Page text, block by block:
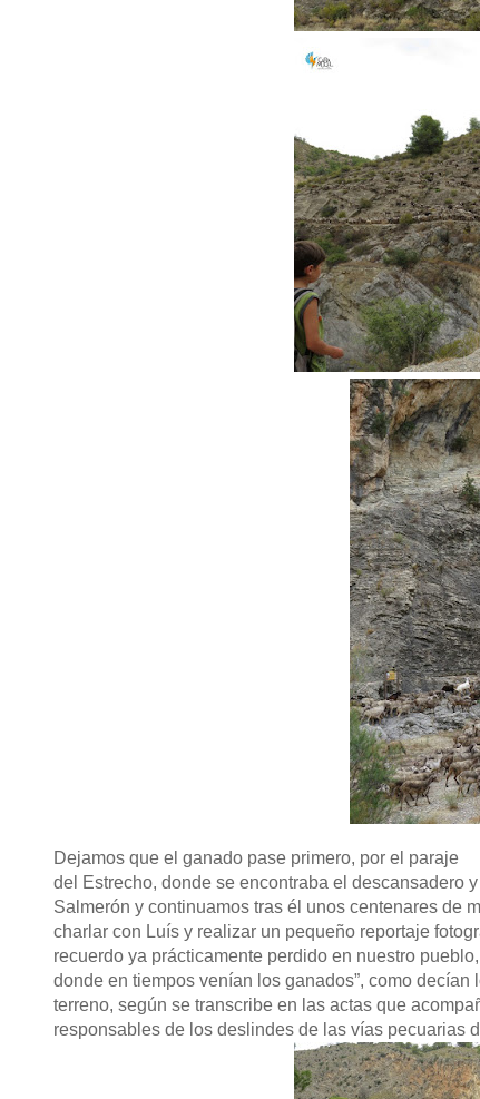
Dejamos que el ganado pase primero, por el paraje
del Estrecho, donde se encontraba el descansadero
Salmerón y continuamos tras él unos centenares de
charlar con Luís y realizar un pequeño reportaje
recuerdo ya prácticamente perdido en nuestro
donde en tiempos venían los ganados”, como decían
terreno, según se transcribe en las actas que
responsables de los deslindes de las vías pecuarias